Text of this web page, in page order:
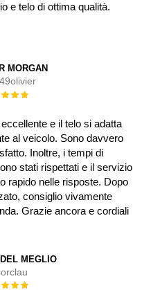
e telo di ottima qualità.
MORGAN
e il telo si adatta
al veicolo. Sono davvero
Inoltre, i tempi di
stati rispettati e il servizio
rapido nelle risposte. Dopo
consiglio vivamente
Grazie ancora e cordiali
MEGLIO